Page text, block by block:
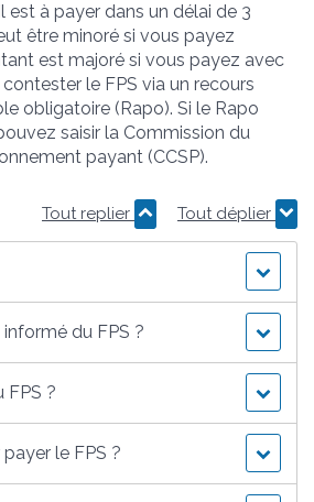
est à payer dans un délai de 3
être minoré si vous payez
est majoré si vous payez avec
le FPS via un recours
obligatoire (Rapo). Si le Rapo
saisir la Commission du
payant (CCSP).
Tout replier Tout déplier
du FPS ?
FPS ?
le FPS ?